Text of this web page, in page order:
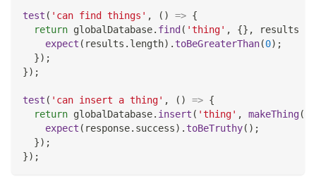
test ( 'can find things' , ( ) => {
return globalDatabase. find ( 'thing' , {} , results
expect ( results . length) . toBeGreaterThan(0) ;
}) ;
}) ;
test ( 'can insert a thing' , ( ) => {
return globalDatabase. insert ( 'thing' , makeThing(
expect ( response. success) . toBeTruthy( ) ;
}) ;
}) ;